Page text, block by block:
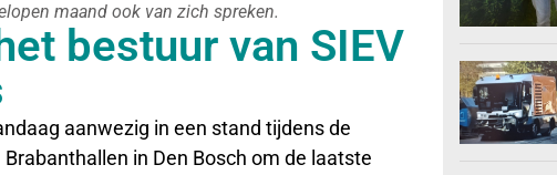
maand ook van zich spreken.
bestuur van SIEV
aanwezig in een stand tijdens de
in Den Bosch om de laatste